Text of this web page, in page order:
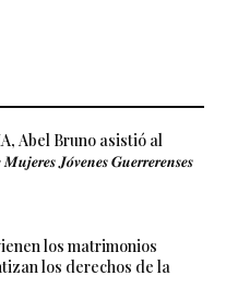
Abel Bruno asistió al
𝑱𝒐́𝒗𝒆𝒏𝒆𝒔 𝑮𝒖𝒆𝒓𝒓𝒆𝒓𝒆𝒏𝒔𝒆𝒔
los matrimonios
los derechos de la